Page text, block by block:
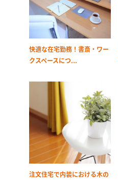
快適な在宅勤務！書斎・ワー
クスペースにつ...
注文住宅で内装における木の